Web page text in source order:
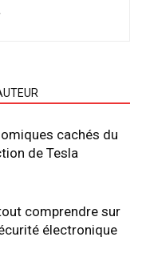
cachés du
de Tesla
comprendre sur
électronique